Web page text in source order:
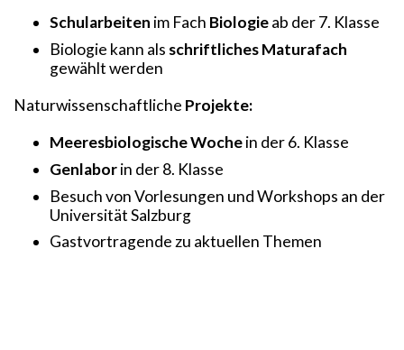
Schularbeiten im Fach Biologieab der 7. Klasse
Biologie kann als schriftliches Maturafach
gewählt werden
Naturwissenschaftliche Projekte:
Meeresbiologische Wochein der 6. Klasse
Genlaborin der 8. Klasse
Besuch von Vorlesungen und Workshops an der
Universität Salzburg
Gastvortragende zu aktuellen Themen